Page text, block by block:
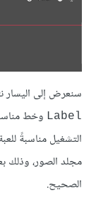
سنعرض إلى اليسار
Label وخط
التشغيل مناسبةً
مجلد الصور، وذلك
الصحيح.